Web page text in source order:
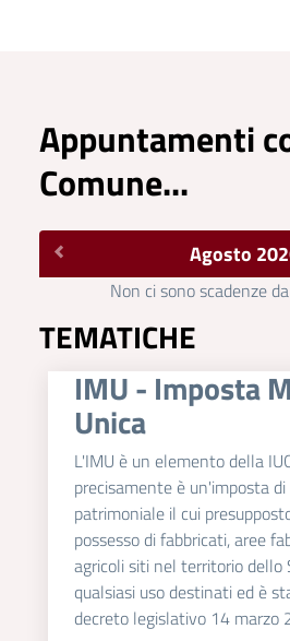
Appuntamenti
Comune...
Agosto
Non ci sono scadenze
TEMATICHE
IMU - Imposta
Unica
L'IMU è un elemento della
precisamente è un'imposta
patrimoniale il cui
possesso di fabbricati, aree
agricoli siti nel territorio dello
qualsiasi uso destinati ed è
decreto legislativo 14 marzo